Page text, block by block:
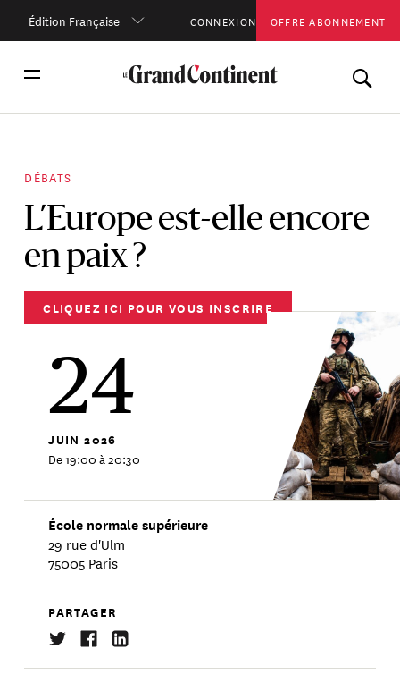
Édition Française CONNEXION OFFRE ABONNEMENT
DÉBATS
L’Europe est-elle encore
en paix ?
CLIQUEZ ICI POUR VOUS INSCRIRE
24
JUIN 2026
De 19:00 à 20:30
École normale supérieure
29 rue d'Ulm
75005 Paris
PARTAGER